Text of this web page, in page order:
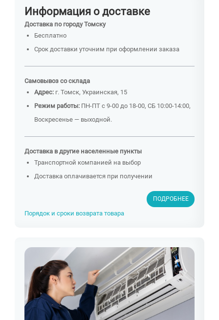
Информация о доставке
Доставка по городу Томску
Бесплатно
Срок доставки уточним при оформлении заказа
Самовывоз со склада
Адрес: г. Томск, Украинская, 15
Режим работы: ПН-ПТ с 9-00 до 18-00, СБ 10:00-14:00,
Воскресенье — выходной.
Доставка в другие населенные пункты
Транспортной компанией на выбор
Доставка оплачивается при получении
ПОДРОБНЕЕ
Порядок и сроки возврата товара